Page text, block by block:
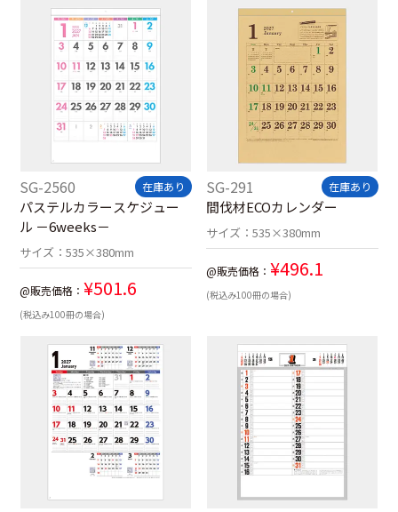
SG-2560 在庫あり
パステルカラースケジュー
ル －6weeks－
サイズ：535×380mm
@販売価格： ¥501.6
(税込み100冊の場合)
SG-291 在庫あり
間伐材ECOカレンダー
サイズ： 535×380mm
@販売価格： ¥496.1
(税込み100冊の場合)